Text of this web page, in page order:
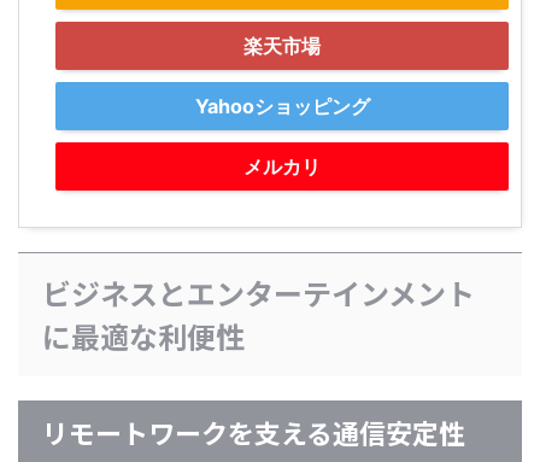
楽天市場
Yahooショッピング
メルカリ
ビジネスとエンターテインメント
に最適な利便性
リモートワークを支える通信安定性